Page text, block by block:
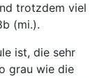
trotzdem viel
(mi.).
ist, die sehr
grau wie die